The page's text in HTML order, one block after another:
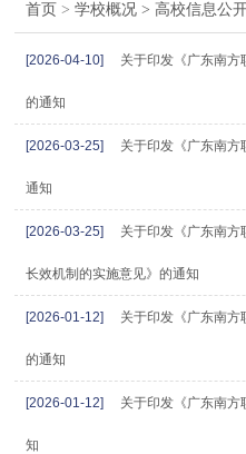
首页 >学校概况 > 高校信息公
[2026-04-10] 关于印发《广东南方
的通知
[2026-03-25] 关于印发《广东南方
通知
[2026-03-25] 关于印发《广东南
长效机制的实施意见》的通知
[2026-01-12] 关于印发《广东南方
的通知
[2026-01-12] 关于印发《广东南方
知